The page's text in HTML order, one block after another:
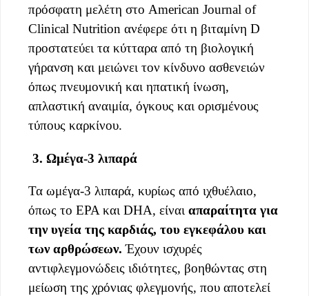
πρόσφατη μελέτη στο American Journal of
Clinical Nutrition ανέφερε ότι η βιταμίνη D
προστατεύει τα κύτταρα από τη βιολογική
γήρανση και μειώνει τον κίνδυνο ασθενειών
όπως πνευμονική και ηπατική ίνωση,
απλαστική αναιμία, όγκους και ορισμένους
τύπους καρκίνου.
3. Ωμέγα-3 λιπαρά
Τα ωμέγα-3 λιπαρά, κυρίως από ιχθυέλαιο,
όπως το EPA και DHA, είναι απαραίτητα για
την υγεία της καρδιάς, του εγκεφάλου και
των αρθρώσεων. Έχουν ισχυρές
αντιφλεγμονώδεις ιδιότητες, βοηθώντας στη
μείωση της χρόνιας φλεγμονής, που αποτελεί